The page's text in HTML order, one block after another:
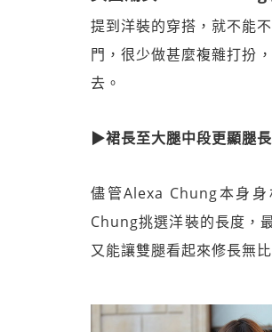
提到洋裝的穿搭，就不能
門，很少做甚麼複雜打扮
去。
▶裙長至大腿中段更顯腿長
儘管Alexa Chung本身
Chung挑選洋裝的長度，
又能讓雙腿看起來修長無